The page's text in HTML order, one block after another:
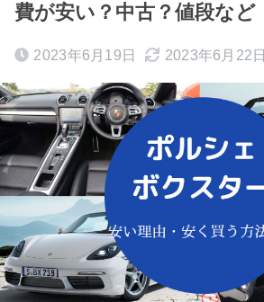
費が安い？中古？値段など
2023年6月19日 2023年6月22日